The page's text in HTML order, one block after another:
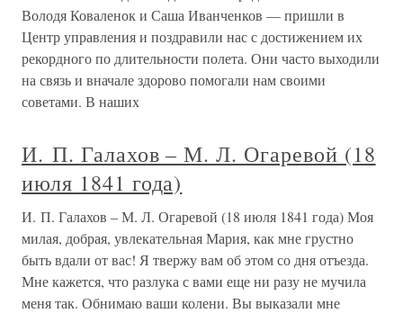
Володя Коваленок и Саша Иванченков — пришли в
Центр управления и поздравили нас с достижением их
рекордного по длительности полета. Они часто выходили
на связь и вначале здорово помогали нам своими
советами. В наших
И. П. Галахов – М. Л. Огаревой (18
июля 1841 года)
И. П. Галахов – М. Л. Огаревой (18 июля 1841 года) Моя
милая, добрая, увлекательная Мария, как мне грустно
быть вдали от вас! Я твержу вам об этом со дня отъезда.
Мне кажется, что разлука с вами еще ни разу не мучила
меня так. Обнимаю ваши колени. Вы выказали мне